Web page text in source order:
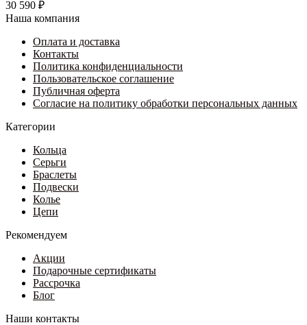
30 590 ₽
Наша компания
Оплата и доставка
Контакты
Политика конфиденциальности
Пользовательское соглашение
Публичная оферта
Согласие на политику обработки персональных данных
Категории
Кольца
Серьги
Браслеты
Подвески
Колье
Цепи
Рекомендуем
Акции
Подарочные сертификаты
Рассрочка
Блог
Наши контакты